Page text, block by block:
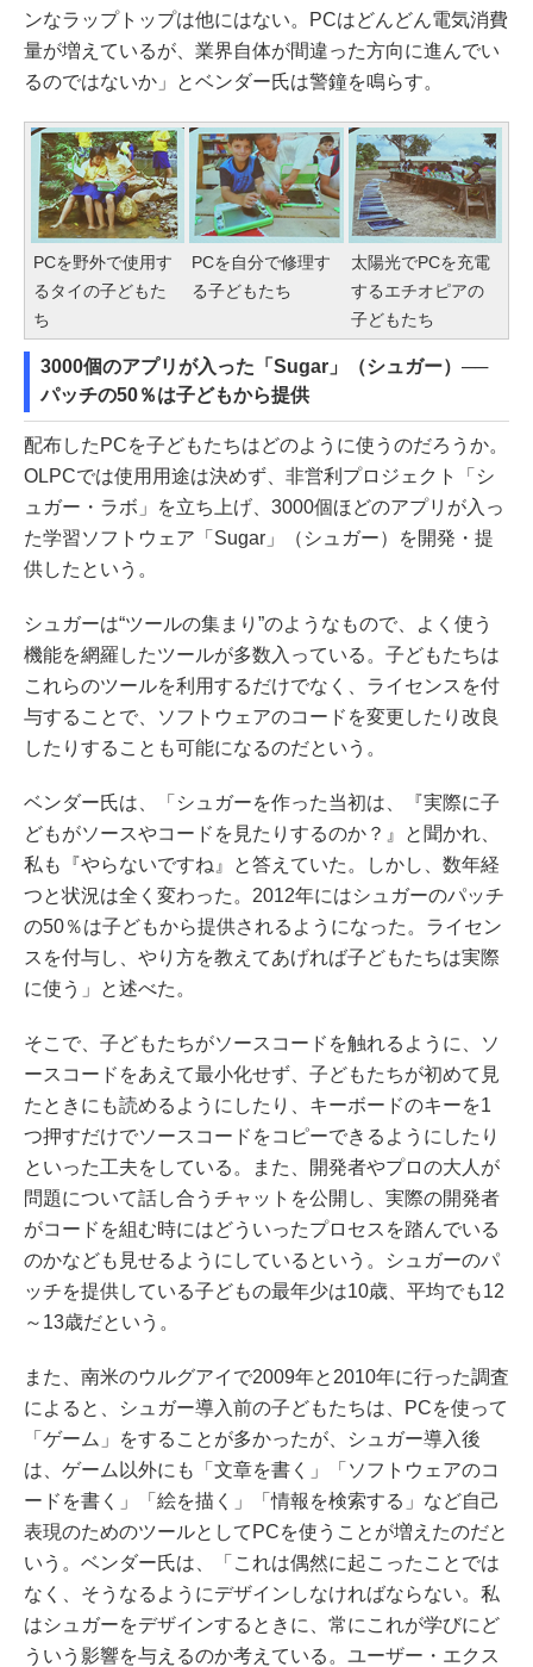
ンなラップトップは他にはない。PCはどんどん電気消費
量が増えているが、業界自体が間違った方向に進んでい
るのではないか」とベンダー氏は警鐘を鳴らす。
PCを野外で使用す
るタイの子どもた
ち
PCを自分で修理す
る子どもたち
太陽光でPCを充電
するエチオピアの
子どもたち
3000個のアプリが入った「Sugar」（シュガー）──
パッチの50％は子どもから提供
配布したPCを子どもたちはどのように使うのだろうか。
OLPCでは使用用途は決めず、非営利プロジェクト「シ
ュガー・ラボ」を立ち上げ、3000個ほどのアプリが入っ
た学習ソフトウェア「Sugar」（シュガー）を開発・提
供したという。
シュガーは“ツールの集まり”のようなもので、よく使う
機能を網羅したツールが多数入っている。子どもたちは
これらのツールを利用するだけでなく、ライセンスを付
与することで、ソフトウェアのコードを変更したり改良
したりすることも可能になるのだという。
ベンダー氏は、「シュガーを作った当初は、『実際に子
どもがソースやコードを見たりするのか？』と聞かれ、
私も『やらないですね』と答えていた。しかし、数年経
つと状況は全く変わった。2012年にはシュガーのパッチ
の50％は子どもから提供されるようになった。ライセン
スを付与し、やり方を教えてあげれば子どもたちは実際
に使う」と述べた。
そこで、子どもたちがソースコードを触れるように、ソ
ースコードをあえて最小化せず、子どもたちが初めて見
たときにも読めるようにしたり、キーボードのキーを1
つ押すだけでソースコードをコピーできるようにしたり
といった工夫をしている。また、開発者やプロの大人が
問題について話し合うチャットを公開し、実際の開発者
がコードを組む時にはどういったプロセスを踏んでいる
のかなども見せるようにしているという。シュガーのパ
ッチを提供している子どもの最年少は10歳、平均でも12
～13歳だという。
また、南米のウルグアイで2009年と2010年に行った調査
によると、シュガー導入前の子どもたちは、PCを使って
「ゲーム」をすることが多かったが、シュガー導入後
は、ゲーム以外にも「文章を書く」「ソフトウェアのコ
ードを書く」「絵を描く」「情報を検索する」など自己
表現のためのツールとしてPCを使うことが増えたのだと
いう。ベンダー氏は、「これは偶然に起こったことでは
なく、そうなるようにデザインしなければならない。私
はシュガーをデザインするときに、常にこれが学びにど
ういう影響を与えるのか考えている。ユーザー・エクス